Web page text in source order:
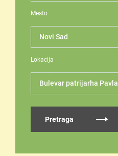
Mesto
Lokacija
Bulevar patrijarha Pavla
Pretraga